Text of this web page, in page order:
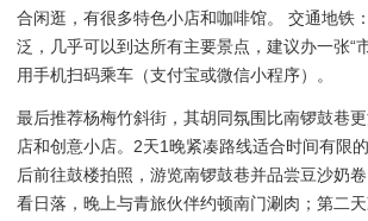
合闲逛，有很多特色小店和咖啡馆。 交通地铁
泛，几乎可以到达所有主要景点，建议办一张“
用手机扫码乘车（支付宝或微信小程序）。
最后推荐杨梅竹斜街，其胡同氛围比南锣鼓巷
店和创意小店。2天1晚紧凑路线适合时间有限
后前往鼓楼拍照，游览南锣鼓巷并品尝豆沙奶
看日落，晚上与青旅伙伴约顿南门涮肉；第二